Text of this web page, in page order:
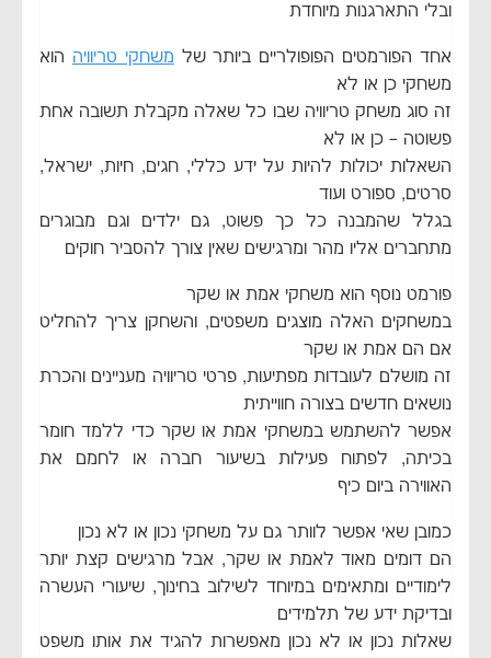
ובלי התארגנות מיוחדת
אחד הפורמטים הפופולריים ביותר של משחקי טריוויה הוא
משחקי כן או לא
זה סוג משחק טריוויה שבו כל שאלה מקבלת תשובה אחת
פשוטה – כן או לא
השאלות יכולות להיות על ידע כללי, חגים, חיות, ישראל,
סרטים, ספורט ועוד
בגלל שהמבנה כל כך פשוט, גם ילדים וגם מבוגרים
מתחברים אליו מהר ומרגישים שאין צורך להסביר חוקים
פורמט נוסף הוא משחקי אמת או שקר
במשחקים האלה מוצגים משפטים, והשחקן צריך להחליט
אם הם אמת או שקר
זה מושלם לעובדות מפתיעות, פרטי טריוויה מעניינים והכרת
נושאים חדשים בצורה חווייתית
אפשר להשתמש במשחקי אמת או שקר כדי ללמד חומר
בכיתה, לפתוח פעילות בשיעור חברה או לחמם את
האווירה ביום כיף
כמובן שאי אפשר לוותר גם על משחקי נכון או לא נכון
הם דומים מאוד לאמת או שקר, אבל מרגישים קצת יותר
לימודיים ומתאימים במיוחד לשילוב בחינוך, שיעורי העשרה
ובדיקת ידע של תלמידים
שאלות נכון או לא נכון מאפשרות להגיד את אותו משפט